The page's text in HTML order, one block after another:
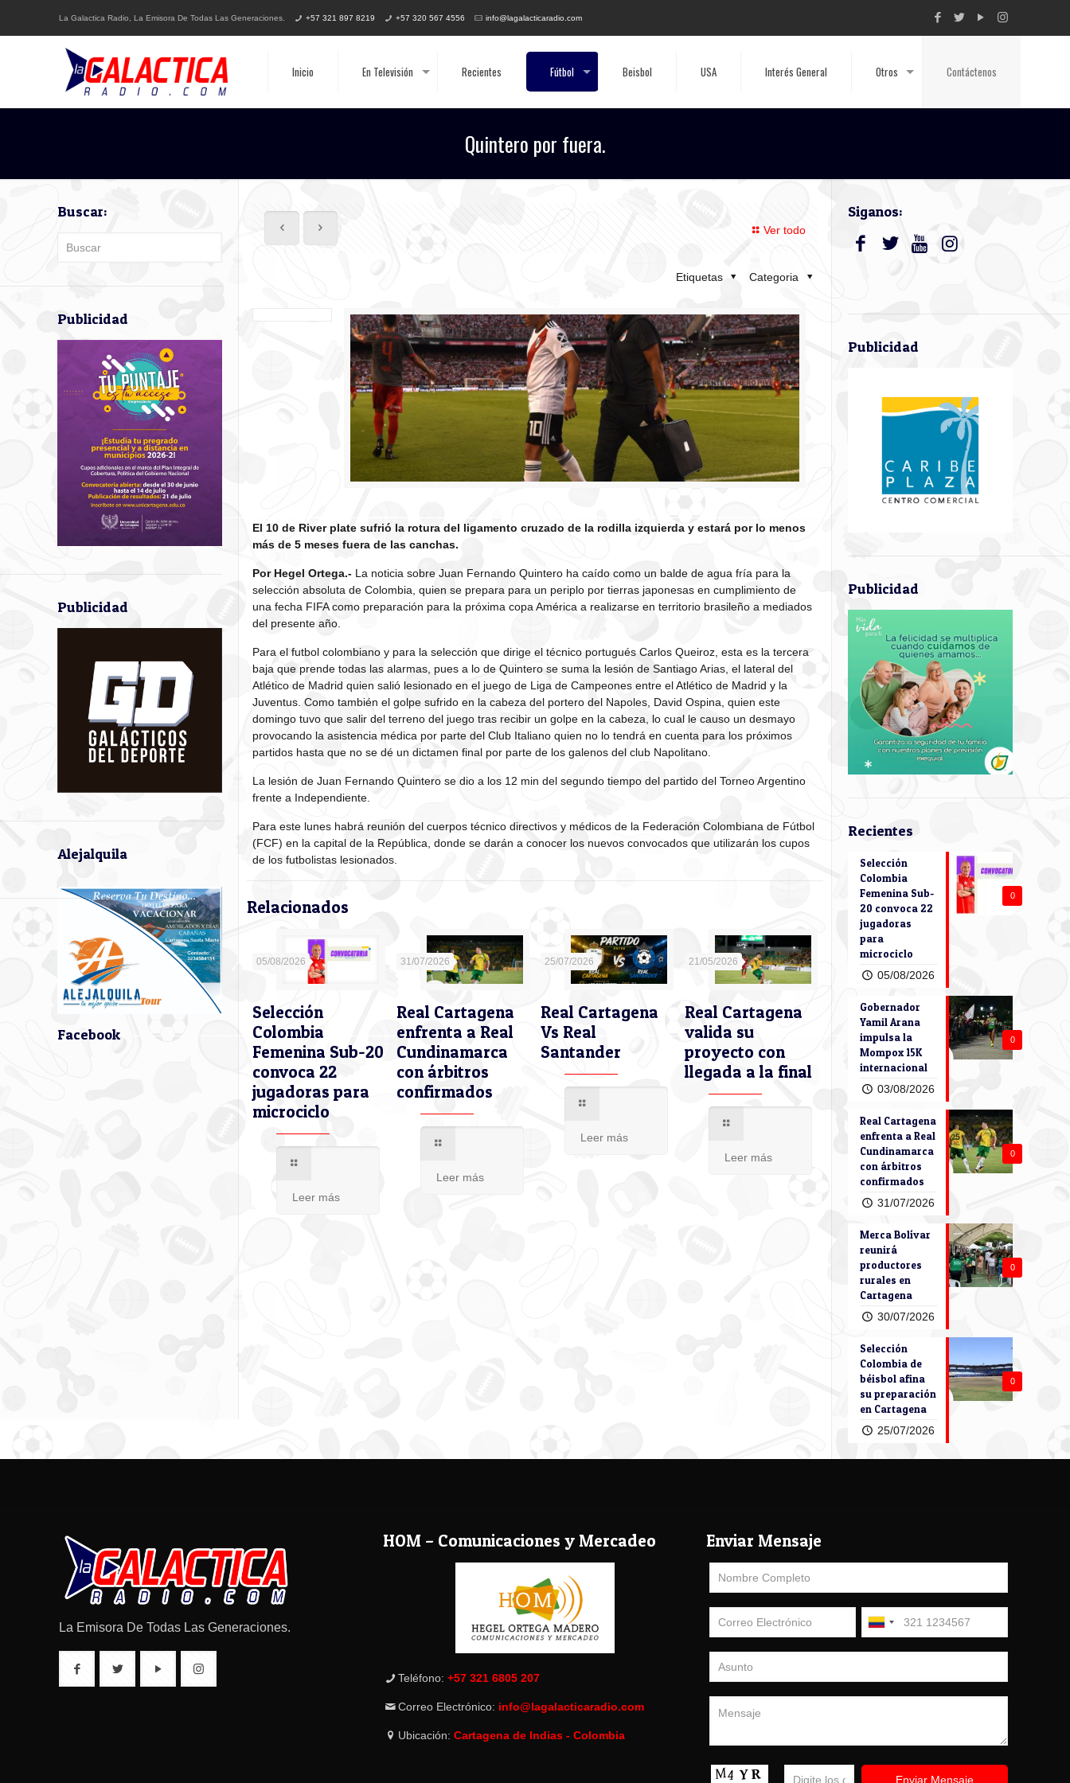
La Galactica Radio, La Emisora De Todas Las Generaciones. +57 321 897 8219 +57 320 567 4556 info@lagalacticaradio.com
Inicio En Televisión Recientes Fútbol Beisbol USA Interés General Otros Contáctenos
Quintero por fuera.
Ver todo
Categoria
Etiquetas
El 10 de River plate sufrió la rotura del ligamento cruzado de la rodilla izquierda y estará por lo menos
más de 5 meses fuera de las canchas.
Por Hegel Ortega.- La noticia sobre Juan Fernando Quintero ha caído como un balde de agua fría para la
selección absoluta de Colombia, quien se prepara para un periplo por tierras japonesas en cumplimiento de
una fecha FIFA como preparación para la próxima copa América a realizarse en territorio brasileño a mediados
del presente año.
Para el futbol colombiano y para la selección que dirige el técnico portugués Carlos Queiroz, esta es la tercera
baja que prende todas las alarmas, pues a lo de Quintero se suma la lesión de Santiago Arias, el lateral del
Atlético de Madrid quien salió lesionado en el juego de Liga de Campeones entre el Atlético de Madrid y la
Juventus. Como también el golpe sufrido en la cabeza del portero del Napoles, David Ospina, quien este
domingo tuvo que salir del terreno del juego tras recibir un golpe en la cabeza, lo cual le causo un desmayo
provocando la asistencia médica por parte del Club Italiano quien no lo tendrá en cuenta para los próximos
partidos hasta que no se dé un dictamen final por parte de los galenos del club Napolitano.
La lesión de Juan Fernando Quintero se dio a los 12 min del segundo tiempo del partido del Torneo Argentino
frente a Independiente.
Para este lunes habrá reunión del cuerpos técnico directivos y médicos de la Federación Colombiana de Fútbol
(FCF) en la capital de la República, donde se darán a conocer los nuevos convocados que utilizarán los cupos
de los futbolistas lesionados.
Relacionados
05/08/2026
Selección
Colombia
Femenina Sub-20
convoca 22
jugadoras para
microciclo
Leer más
31/07/2026
Real Cartagena
enfrenta a Real
Cundinamarca
con árbitros
confirmados
Leer más
25/07/2026
Real Cartagena
Vs Real
Santander
Leer más
21/05/2026
Real Cartagena
valida su
proyecto con
llegada a la final
Leer más
Buscar:
Publicidad
Publicidad
Alejalquila
Facebook
Siganos:
Publicidad
Publicidad
Recientes
0
Selección
Colombia
Femenina Sub-
20 convoca 22
jugadoras
para
microciclo
05/08/2026
0
Gobernador
Yamil Arana
impulsa la
Mompox 15K
internacional
03/08/2026
0
Real Cartagena
enfrenta a Real
Cundinamarca
con árbitros
confirmados
31/07/2026
0
Merca Bolívar
reunirá
productores
rurales en
Cartagena
30/07/2026
0
Selección
Colombia de
béisbol afina
su preparación
en Cartagena
25/07/2026
La Emisora De Todas Las Generaciones.
HOM – Comunicaciones y Mercadeo
Teléfono:+57 321 6805 207
Correo Electrónico: info@lagalacticaradio.com
Ubicación:Cartagena de Indias - Colombia
Enviar Mensaje